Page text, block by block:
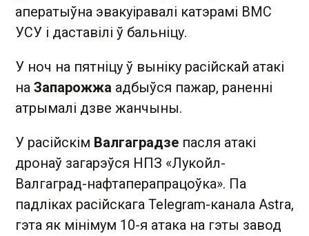
аператыўна эвакуіравалі катэрамі ВМС
УСУ і даставілі ў бальніцу.
У ноч на пятніцу ў выніку расійскай атакі
на Запарожжа адбыўся пажар, раненні
атрымалі дзве жанчыны.
У расійскім Валгаградзе пасля атакі
дронаў загарэўся НПЗ «Лукойл-
Валгаград-нафтаперапрацоўка». Па
падліках расійскага Telegram-канала Astra,
гэта як мінімум 10-я атака на гэты завод